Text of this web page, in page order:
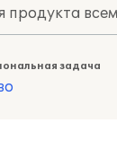
продукта
задача